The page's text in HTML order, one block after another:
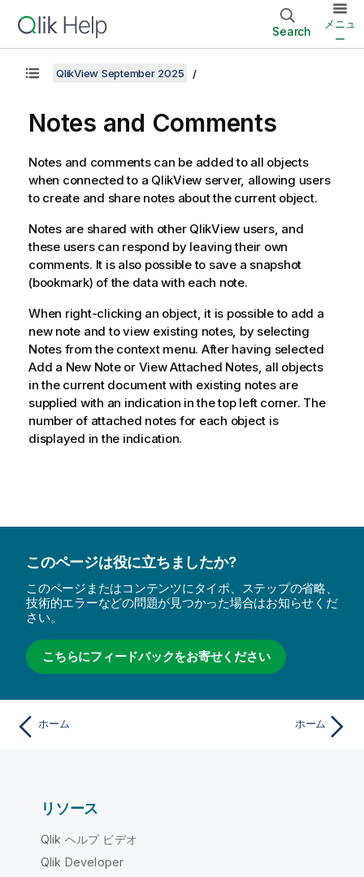
Search
メニュ
ー
QlikView September 2025
Notes and Comments
Notes and comments can be added to all objects
when connected to a QlikView server, allowing users
to create and share notes about the current object.
Notes are shared with other QlikView users, and
these users can respond by leaving their own
comments. It is also possible to save a snapshot
(bookmark) of the data with each note.
When right-clicking an object, it is possible to add a
new note and to view existing notes, by selecting
Notes from the context menu. After having selected
Add a New Noteor View Attached Notes, all objects
in the current document with existing notes are
supplied with an indication in the top left corner. The
number of attached notes for each object is
displayed in the indication.
このページは役に立ちましたか?
このページまたはコンテンツにタイポ、ステップの省略、
技術的エラーなどの問題が見つかった場合はお知らせくだ
さい。
こちらにフィードバックをお寄せください
ホーム ホーム
リソース
Qlik ヘルプ ビデオ
Qlik Developer